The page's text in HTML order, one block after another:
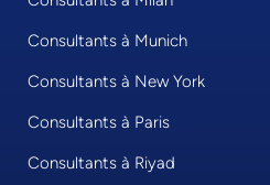
Consultants à Munich
Consultants à New York
Consultants à Paris
Consultants à Riyad